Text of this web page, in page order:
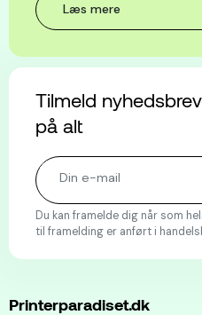
Læs mere
Tilmeld
på alt
Du kan framelde dig når som
til framelding er anført i
Printerparadiset.dk